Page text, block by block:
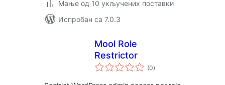
Мање од 10 укључених поставки
Испробан са 7.0.3
Mool Role
Restrictor
(0укупних
оцена
)